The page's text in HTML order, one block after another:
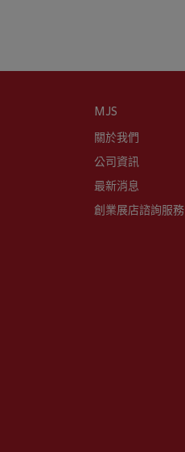
MJS
關於我們
公司資訊
最新消息
創業展店諮詢服務